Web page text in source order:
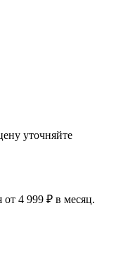
уточняйте
от 4 999 ₽ в месяц.